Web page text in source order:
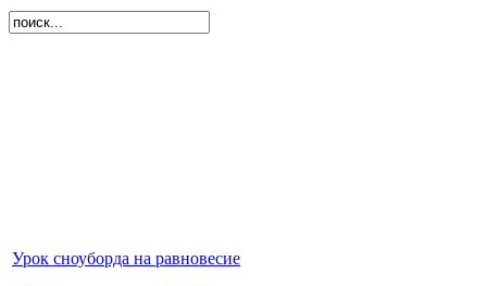
Урок сноуборда на равновесие